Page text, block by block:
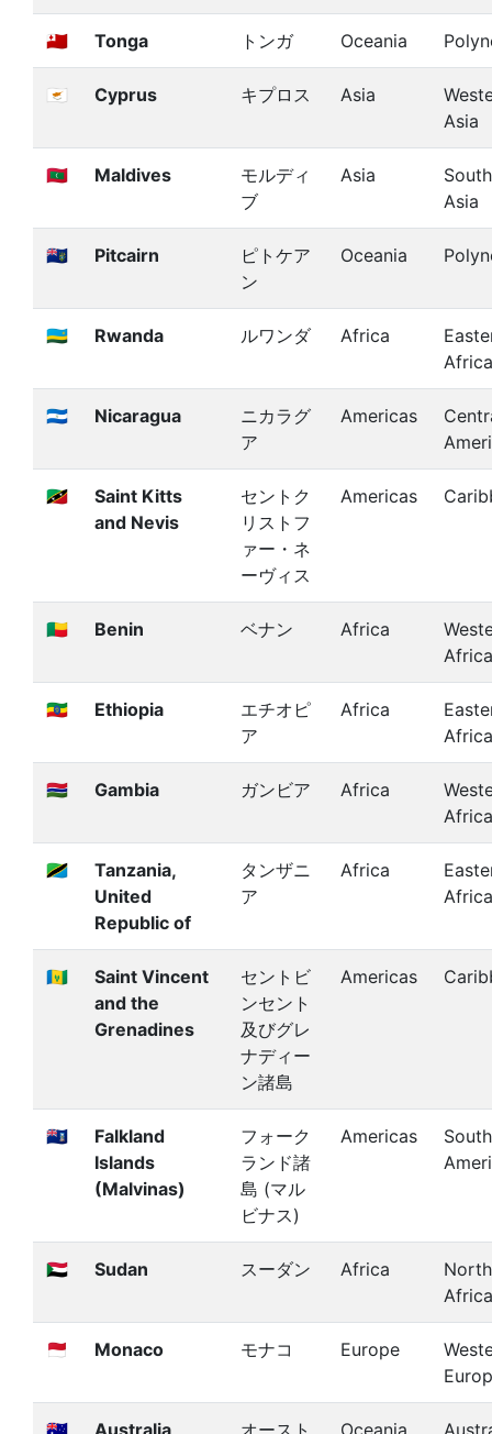
🇹🇴 Tonga トンガ Oceania
🇨🇾 Cyprus キプロス Asia
Asia
🇲🇻 Maldives
モルディ
ブ
Asia
Asia
🇵🇳 Pitcairn
ピトケア
ン
Oceania
🇷🇼 Rwanda ルワンダ Africa
Africa
🇳🇮 Nicaragua
ニカラグ
ア
Americas
🇰🇳
Saint Kitts
and Nevis
セントク
リストフ
ァー・ネ
ーヴィス
Americas
🇧🇯 Benin ベナン Africa
Africa
🇪🇹 Ethiopia
エチオピ
ア
Africa
Africa
🇬🇲 Gambia ガンビア Africa
Africa
🇹🇿
Tanzania,
United
Republic of
タンザニ
ア
Africa
Africa
🇻🇨
Saint Vincent
and the
Grenadines
セントビ
ンセント
及びグレ
ナディー
ン諸島
Americas
🇫🇰
Falkland
Islands
(Malvinas)
フォーク
ランド諸
島 (マル
ビナス)
Americas
South
🇸🇩 Sudan スーダン Africa
Africa
🇲🇨 Monaco モナコ Europe